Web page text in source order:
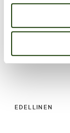
FACEBOOK /
EDELLINEN